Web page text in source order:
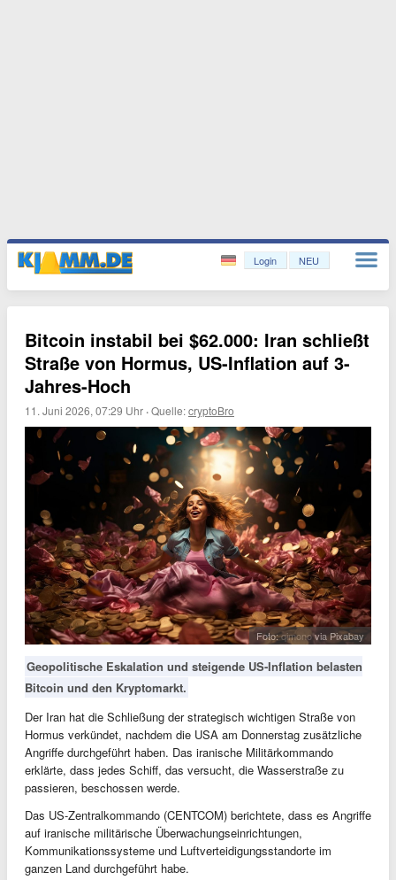
Login NEU
Bitcoin instabil bei $62.000: Iran schließt
Straße von Hormus, US-Inflation auf 3-
Jahres-Hoch
11. Juni 2026, 07:29 Uhr ·Quelle:cryptoBro
Foto:qimonovia Pixabay
Geopolitische Eskalation und steigende US-Inflation belasten
Bitcoin und den Kryptomarkt.
Der Iran hat die Schließung der strategisch wichtigen Straße von
Hormus verkündet, nachdem die USA am Donnerstag zusätzliche
Angriffe durchgeführt haben. Das iranische Militärkommando
erklärte, dass jedes Schiff, das versucht, die Wasserstraße zu
passieren, beschossen werde.
Das US-Zentralkommando (CENTCOM) berichtete, dass es Angriffe
auf iranische militärische Überwachungseinrichtungen,
Kommunikationssysteme und Luftverteidigungsstandorte im
ganzen Land durchgeführt habe.